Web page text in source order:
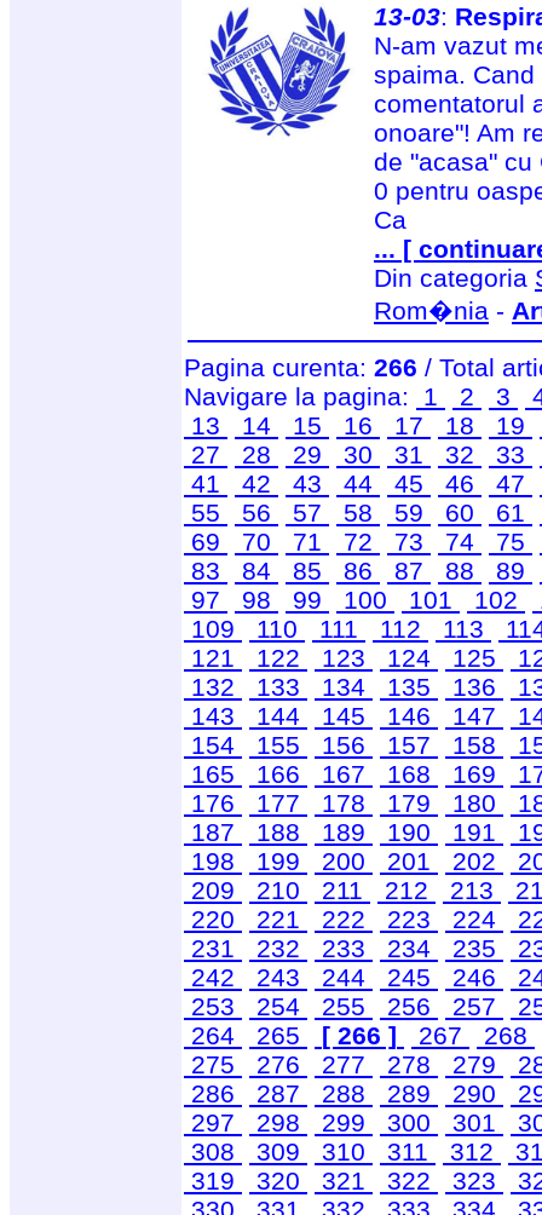
13-03:
N-am vazut
spaima.
comentatorul
onoare"! Am
de "acasa" cu
0 pentru
Ca
... [
Din categoria
Rom�nia -
Pagina curenta: 266 / Total
Navigare la pagina:
1 2 3
13
14 15 16 17 18 19
27
28 29 30 31 32 33
41
42 43 44 45 46 47
55
56 57 58 59 60 61
69
70 71 72 73 74 75
83
84 85 86 87 88 89
97
98 99 100 101 102
109
110 111 112 113
121
122 123 124 125
132
133 134 135 136
143
144 145 146 147
154
155 156 157 158
165
166 167 168 169
176
177 178 179 180
187
188 189 190 191
198
199 200 201 202
209
210 211 212 213
220
221 222 223 224
231
232 233 234 235
242
243 244 245 246
253
254 255 256 257
264
265 [ 266 ] 267
268
275
276 277 278 279
286
287 288 289 290
297
298 299 300 301
308
309 310 311 312
319
320 321 322 323